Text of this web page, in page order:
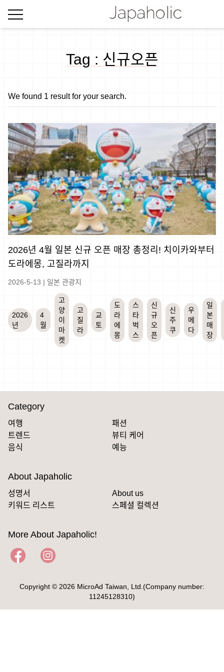
Tag : 신규오픈
We found 1 result for your search.
2026년 4월 일본 신규 오픈 매장 총정리! 치이카와부터
도라에몽, 고질라까지
2026-5-13 | 일본 관광지
2026
년
4
월
고
양
이
마
켓
고
질
라
교
토
도
라
에
몽
스
타
벅
스
신
규
오
픈
신
주
쿠
우
메
다
일
본
매
장
Category
여행
패션
트렌드
뷰티 케어
음식
예능
About Japaholic
성명서
About us
키워드 리스트
스페셜 컬렉션
More About Japaholic!
Copyright © 2026 MicroAd Taiwan, Ltd.(Company number:
11245128310)